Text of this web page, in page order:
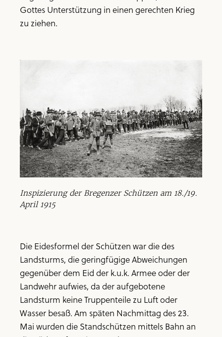
Gottes Unterstützung in einen gerechten Krieg
zu ziehen.
Inspizierung der Bregenzer Schützen am 18./19.
April 1915
Die Eidesformel der Schützen war die des
Landsturms, die geringfügige Abweichungen
gegenüber dem Eid der k.u.k. Armee oder der
Landwehr aufwies, da der aufgebotene
Landsturm keine Truppenteile zu Luft oder
Wasser besaß. Am späten Nachmittag des 23.
Mai wurden die Standschützen mittels Bahn an